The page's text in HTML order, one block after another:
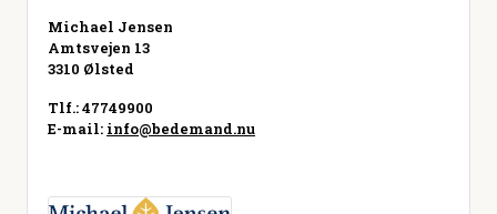
Michael Jensen
Amtsvejen 13
3310 Ølsted
Tlf.: 47749900
E-mail: info@bedemand.nu